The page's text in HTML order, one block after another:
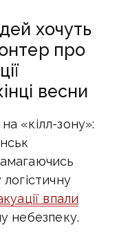
хочуть
про
весни
«кілл-зону»:
впали
небезпеку.